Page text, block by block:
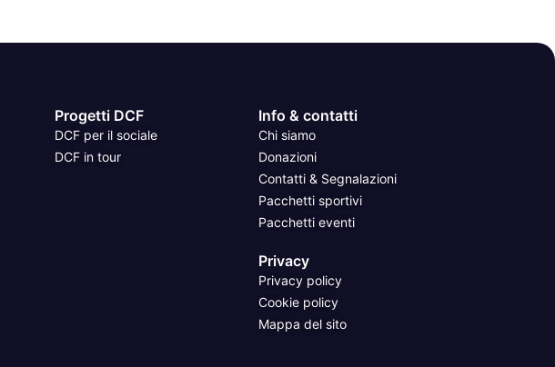
Progetti DCF
DCF per il sociale
DCF in tour
Info & contatti
Chi siamo
Donazioni
Contatti & Segnalazioni
Pacchetti sportivi
Pacchetti eventi
Privacy
Privacy policy
Cookie policy
Mappa del sito